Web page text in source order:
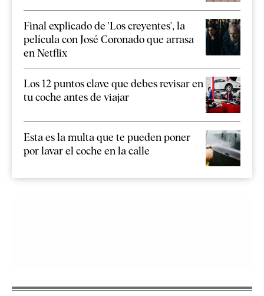
Final explicado de 'Los creyentes', la
película con José Coronado que arrasa
en Netflix
Los 12 puntos clave que debes revisar en
tu coche antes de viajar
Esta es la multa que te pueden poner
por lavar el coche en la calle